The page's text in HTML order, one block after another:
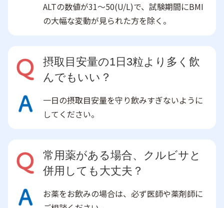
ALTの数値が31～50(U/L)で、試験期間にBMI
の大幅な変動が見られた方を除く。
摂取目安量の1日3粒より多く飲
んでもいい？
一日の摂取目安量を守り飲みすぎないように
してください。
常用薬がある場合、クルビサと
併用しても大丈夫？
お薬をお飲みの場合は、必ず医師や薬剤師に